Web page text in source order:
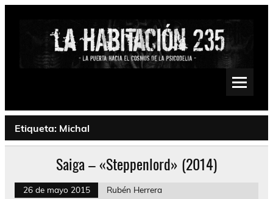
Saltar
Psychedelic, Stoner, Doom, Sludge, Fuzz, Space, Drone
Etiqueta: Michal
Saiga – «Steppenlord» (2014)
26 de mayo 2015
Rubén Herrera